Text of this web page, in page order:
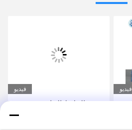
فيديو فيديو
مصنع الملاط الجاف
لاصق البلاط والجص